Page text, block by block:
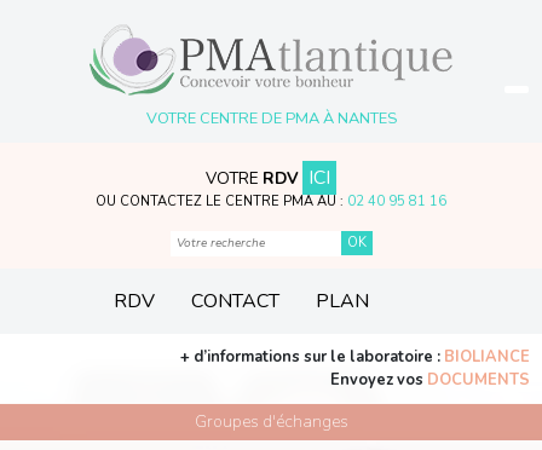
VOTRE CENTRE DE PMA À NANTES
VOTRE RDV ICI
OU CONTACTEZ LE CENTRE PMA AU : 02 40 95 81 16
+ d’informations sur le laboratoire : BIOLIANCE
Envoyez vos DOCUMENTS
RDV CONTACT PLAN
Groupes d'échanges